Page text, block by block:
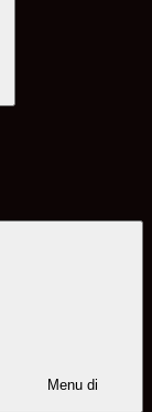
Menu di